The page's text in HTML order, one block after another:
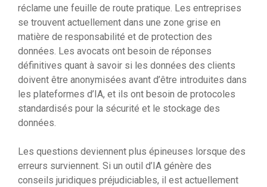
réclame une feuille de route pratique. Les entreprises
se trouvent actuellement dans une zone grise en
matière de responsabilité et de protection des
données. Les avocats ont besoin de réponses
définitives quant à savoir si les données des clients
doivent être anonymisées avant d’être introduites dans
les plateformes d’IA, et ils ont besoin de protocoles
standardisés pour la sécurité et le stockage des
données.
Les questions deviennent plus épineuses lorsque des
erreurs surviennent. Si un outil d’IA génère des
conseils juridiques préjudiciables, il est actuellement